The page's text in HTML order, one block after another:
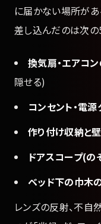
に届かない場所があ
差し込んだのは次の
換気扇・エアコ
隠せる)
コンセント・電
作り付け収納と
ドアスコープ(
ベッド下の巾木
レンズの反射、不自